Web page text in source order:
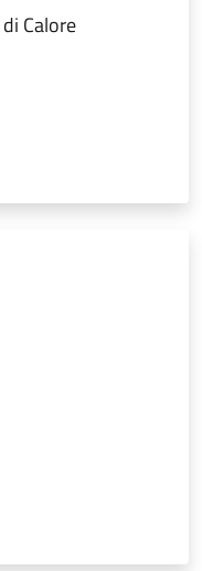
Calore